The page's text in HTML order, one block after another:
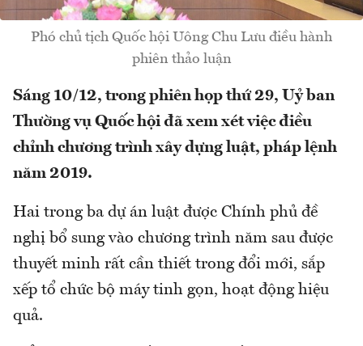
Phó chủ tịch Quốc hội Uông Chu Lưu điều hành
phiên thảo luận
Sáng 10/12, trong phiên họp thứ 29, Uỷ ban
Thường vụ Quốc hội đã xem xét việc điều
chỉnh chương trình xây dựng luật, pháp lệnh
năm 2019.
Hai trong ba dự án luật được Chính phủ đề
nghị bổ sung vào chương trình năm sau được
thuyết minh rất cần thiết trong đổi mới, sắp
xếp tổ chức bộ máy tinh gọn, hoạt động hiệu
quả.